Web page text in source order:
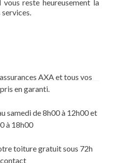
reste heureusement la
AXA et tous vos
en garanti.
samedi de 8h00 à 12h00 et
à 18h00
toiture gratuit sous 72h